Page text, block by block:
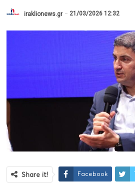
iraklionews.gr 21/03/2026 12:32
Share it! Facebook